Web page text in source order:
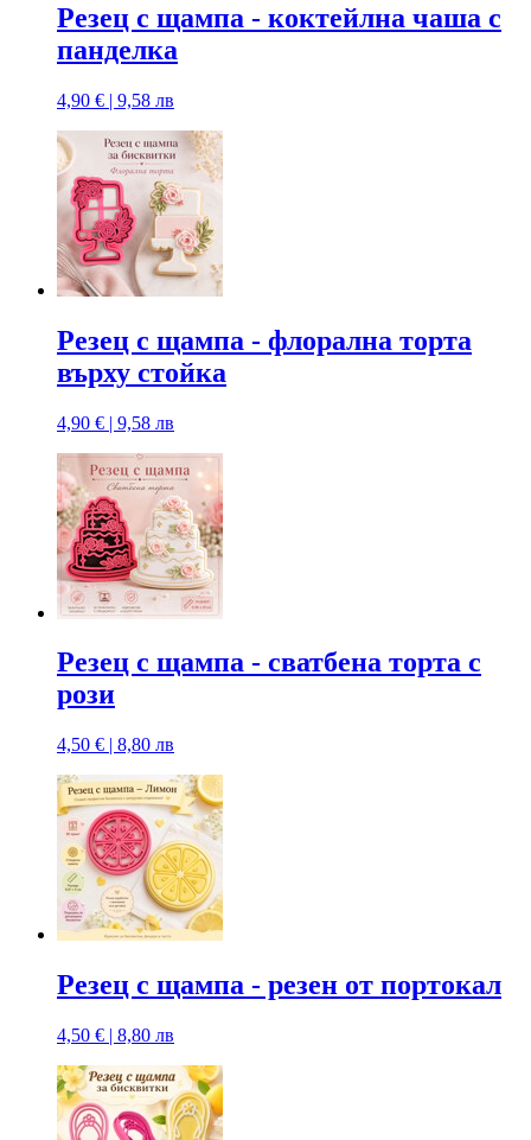
Резец с щампa - коктейлна чаша с
панделка
4,90 € | 9,58 лв
Резец с щампa - флорална торта
върху стойка
4,90 € | 9,58 лв
Резец с щампa - сватбена торта с
рози
4,50 € | 8,80 лв
Резец с щампa - резен от портокал
4,50 € | 8,80 лв